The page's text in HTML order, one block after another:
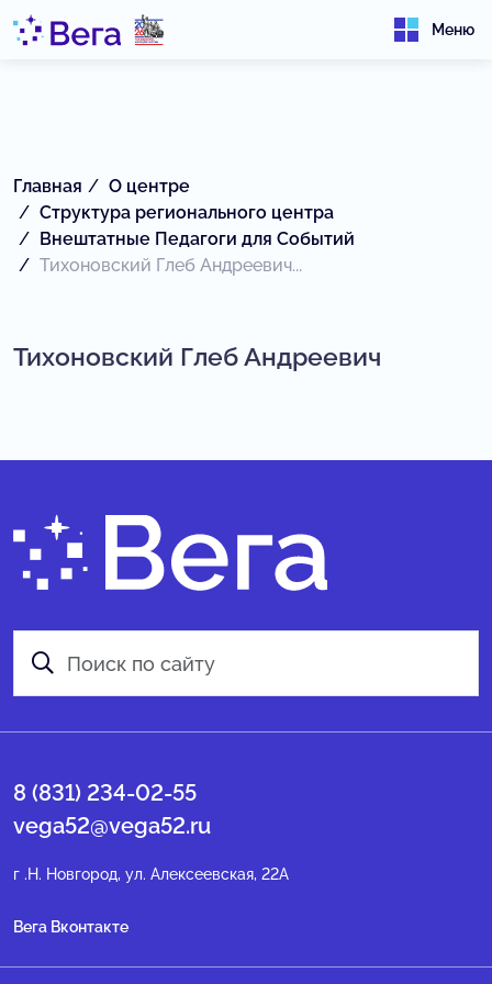
Меню
Главная
О центре
Структура регионального центра
Внештатные Педагоги для Событий
Тихоновский Глеб Андреевич...
Тихоновский Глеб Андреевич
8 (831) 234-02-55
vega52@vega52.ru
г .Н. Новгород, ул. Алексеевская, 22А
Вега Вконтакте